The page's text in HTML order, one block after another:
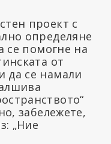
проект с
определяне
се помогне на
от
да се намали
забележете,
„Ние